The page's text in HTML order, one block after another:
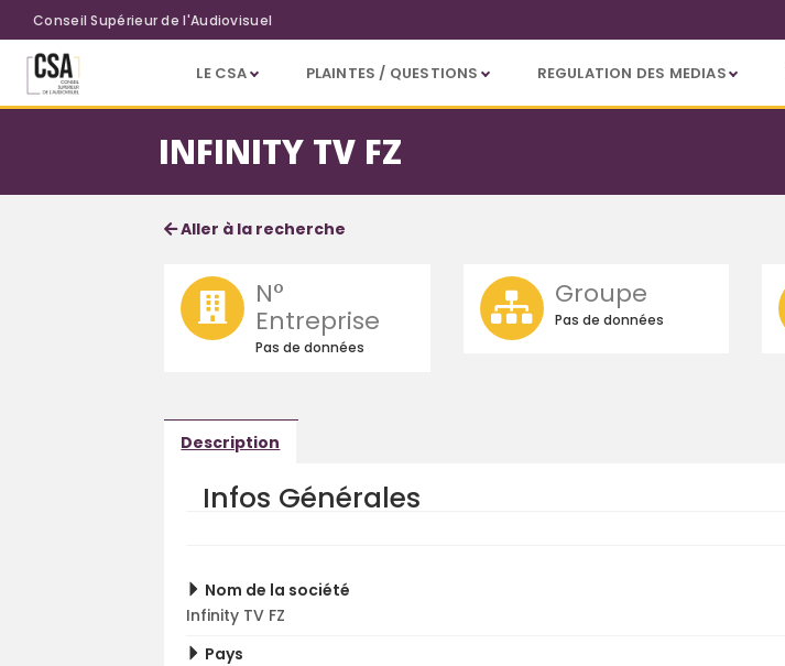
Aller au contenu principal
Conseil Supérieur de l'Audiovisuel
LE CSA PLAINTES / QUESTIONS REGULATION DES MEDIAS
INFINITY TV FZ
Fiche société
Informations détaillées
Aller à la recherche
N°
Entreprise
Pas de données
Groupe
Pas de données
Description
Infos Générales
Nom de la société
Infinity TV FZ
Pays